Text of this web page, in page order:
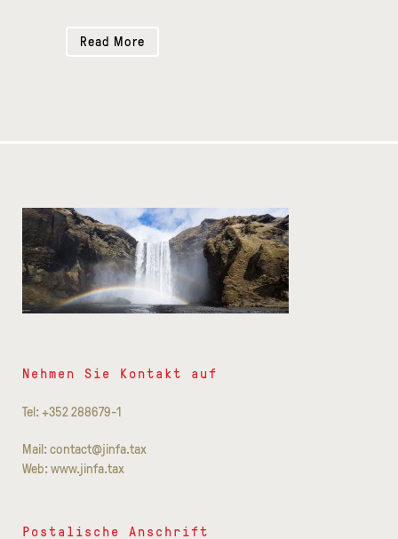
Read More
Nehmen Sie Kontakt auf
Tel: +352 288679-1
Mail: contact@jinfa.tax
Web: www.jinfa.tax
Postalische Anschrift